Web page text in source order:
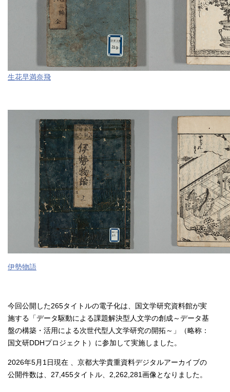
生花早満奈飛
伊勢物語
今回公開した265タイトルの電子化は、国文学研究資料館が実
施する「データ駆動による課題解決型人文学の創成～データ基
盤の構築・活用による次世代型人文学研究の開拓～」（略称：
国文研DDHプロジェクト）に参加して実施しました。
2026年5月1日現在 、京都大学貴重資料デジタルアーカイブの
公開件数は、27,455タイトル、2,262,281画像となりました。